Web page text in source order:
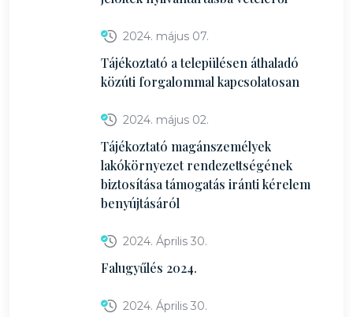
2024. május 07.
Tájékoztató a településen áthaladó
közúti forgalommal kapcsolatosan
2024. május 02.
Tájékoztató magánszemélyek
lakókörnyezet rendezettségének
biztosítása támogatás iránti kérelem
benyújtásáról
2024. Április 30.
Falugyűlés 2024.
2024. Április 30.